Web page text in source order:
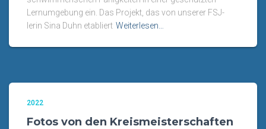
Lernumgebung ein. Das Projekt, das von unserer FSJ-
lerin Sina Duhn etabliert Weiterlesen…
2022
Fotos von den Kreismeisterschaften